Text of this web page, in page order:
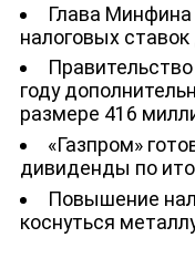
Глава
налоговых
году
размере 416
«Газпром»
дивиденды по
Повышение
коснуться